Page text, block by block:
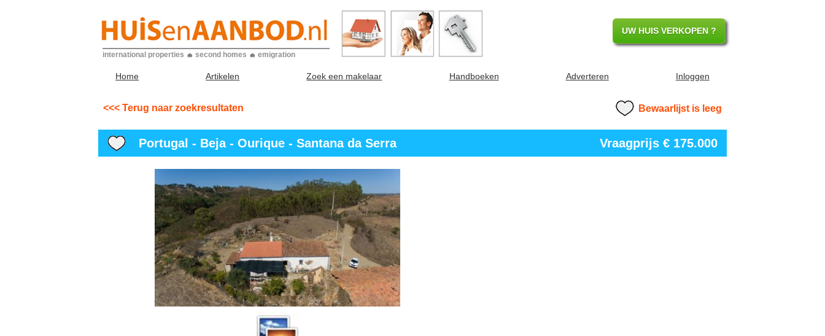
international properties second homes emigration
UW HUIS VERKOPEN ?
Home Artikelen Zoek een makelaar Handboeken Adverteren Inloggen
<<< Terug naar zoekresultaten Bewaarlijst is leeg
Portugal - Beja - Ourique - Santana da Serra Vraagprijs € 175.000